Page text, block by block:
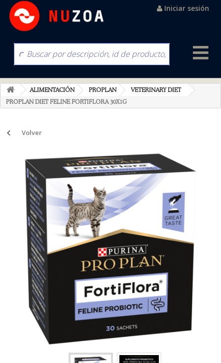
Iniciar sesión
ALIMENTACIÓN PROPLAN
VETERINARY DIET
PROPLAN DIET FELINE FORTIFLORA 30X1G
Volver